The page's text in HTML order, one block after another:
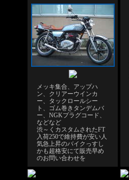
メッキ集合、アップハ
ン、クリアーウインカ
ー、タックロールシー
ト、ゴム巻きタンデムバ
ー、NGKプラグコード、
などなど
渋～くカスタムされたFT
入荷250で維持費が安い人
気急上昇のバイクっす し
かも超格安にて販売早め
のお問い合わせを